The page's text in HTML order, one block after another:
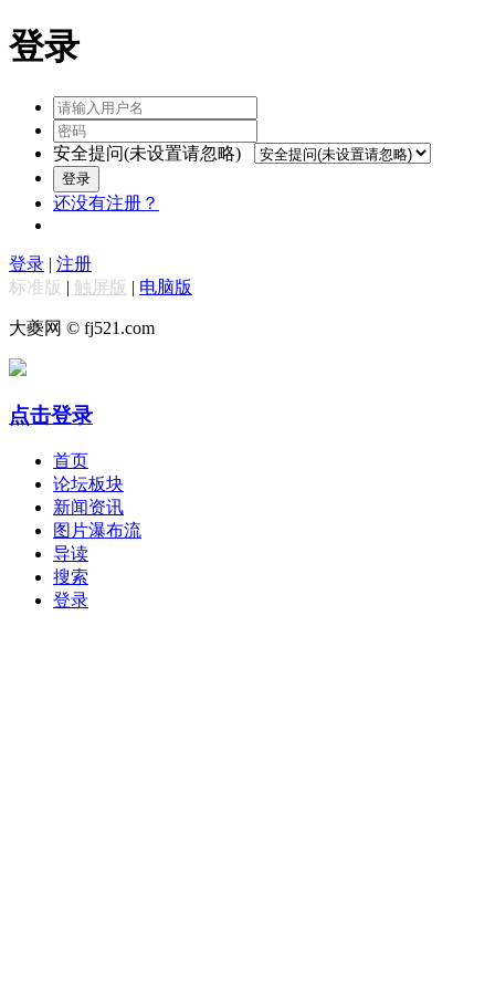
登录
安全提问(未设置请忽略)
登录
还没有注册？
登录 | 注册
标准版 | 触屏版 | 电脑版
大夔网 © fj521.com
点击登录
首页
论坛板块
新闻资讯
图片瀑布流
导读
搜索
登录